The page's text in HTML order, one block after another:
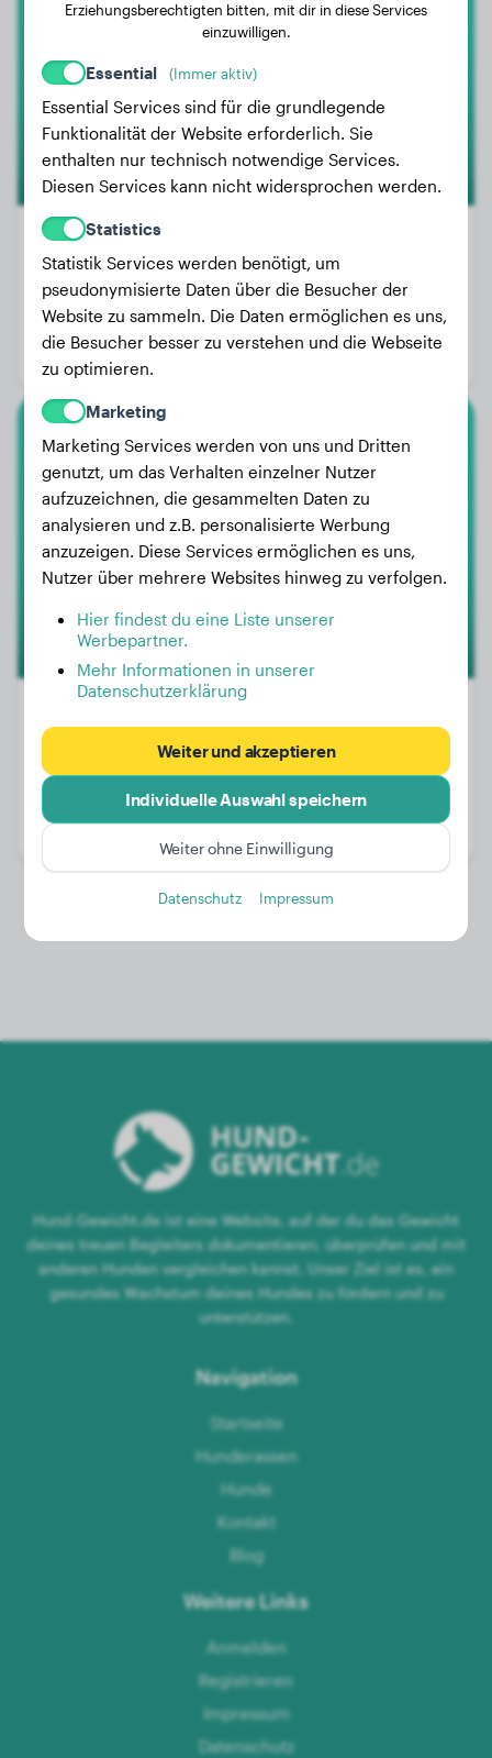
Tyson
Gewicht:
Alter:
2 Jahre, 4 Monate
Geschlecht:
Englische Bulldogge
Kira
Gewicht:
16 kg
2 Jahre, 8 Monate
Geschlecht:
Hündinn
Hund-Gewicht.de ist eine Website, auf der du das Gewicht
deines treuen Begleiters dokumentieren, überprüfen und mit
anderen Hunden vergleichen kannst. Unser Ziel ist es, ein
gesundes Wachstum deines Hundes zu fördern und zu
unterstützen.
Navigation
Startseite
Hunderassen
Hunde
Kontakt
Blog
Weitere Links
Anmelden
Registrieren
Impressum
Datenschutz
Erziehungsberechtigten bitten, mit dir in diese Services
einzuwilligen.
Essential (Immer aktiv)
Essential Services sind für die grundlegende
Funktionalität der Website erforderlich. Sie
enthalten nur technisch notwendige Services.
Diesen Services kann nicht widersprochen werden.
Statistics
Statistik Services werden benötigt, um
pseudonymisierte Daten über die Besucher der
Website zu sammeln. Die Daten ermöglichen es uns,
die Besucher besser zu verstehen und die Webseite
zu optimieren.
Marketing
Marketing Services werden von uns und Dritten
genutzt, um das Verhalten einzelner Nutzer
aufzuzeichnen, die gesammelten Daten zu
analysieren und z.B. personalisierte Werbung
anzuzeigen. Diese Services ermöglichen es uns,
Nutzer über mehrere Websites hinweg zu verfolgen.
Hier findest du eine Liste unserer
Werbepartner.
Mehr Informationen in unserer
Datenschutzerklärung
Weiter und akzeptieren
Individuelle Auswahl speichern
Weiter ohne Einwilligung
Datenschutz Impressum